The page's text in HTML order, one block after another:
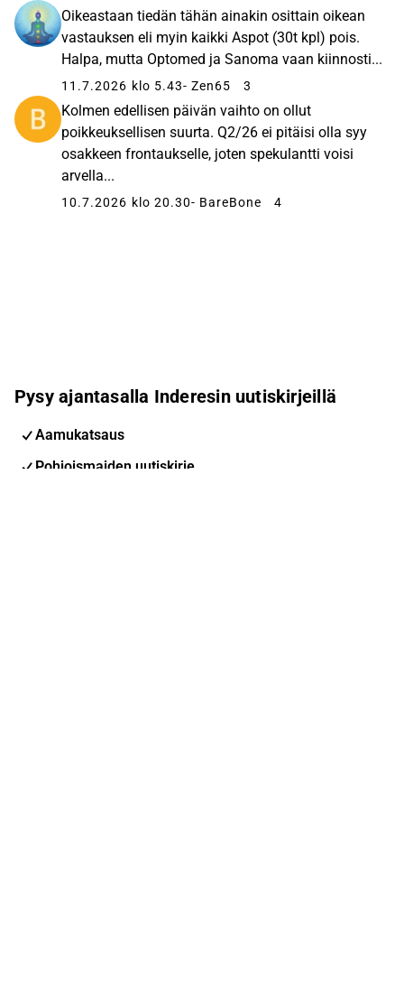
Oikeastaan tiedän tähän ainakin osittain oikean
vastauksen eli myin kaikki Aspot (30t kpl) pois.
Halpa, mutta Optomed ja Sanoma vaan kiinnosti...
11.7.2026 klo 5.43- Zen65 3
Kolmen edellisen päivän vaihto on ollut
poikkeuksellisen suurta. Q2/26 ei pitäisi olla syy
osakkeen frontaukselle, joten spekulantti voisi
arvella...
10.7.2026 klo 20.30- BareBone 4
Pysy ajantasalla Inderesin uutiskirjeillä
Aamukatsaus
Pohjoismaiden uutiskirje